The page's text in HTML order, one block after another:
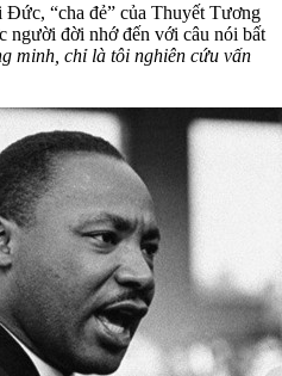
“cha đẻ” của Thuyết Tương
người đời nhớ đến với câu nói bất
minh, chỉ là tôi nghiên cứu vấn